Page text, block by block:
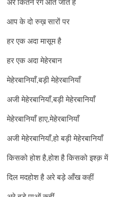
आप के दो रुख़ सारों पर
हर एक अदा मासूम है
हर एक अदा मेहेरबान
मेहेरबानियाँ,बड़ी मेहेरबानियाँ
अजी मेहेरबानियाँ,बड़ी मेहेरबानियाँ
मेहेरबानियाँ हाए,मेहेरबानियाँ
अजी मेहेरबानियाँ,हो बड़ी मेहेरबानियाँ
किसको होश है,होश है किसको इश्क़ में
दिल मदहोश है अरे बड़े आँख कहीं